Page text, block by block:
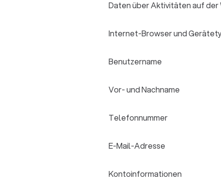
Daten über Aktivitäten auf der
Internet-Browser und
Benutzername
Vor- und Nachname
Telefonnummer
E-Mail-Adresse
Kontoinformationen